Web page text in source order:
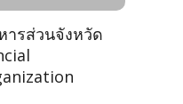
ารส่วนจังหวัด